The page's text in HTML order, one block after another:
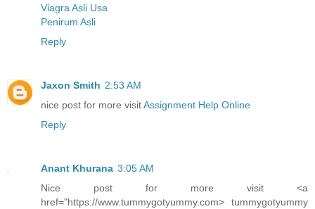
Viagra Asli Usa
Penirum Asli
Reply
Jaxon Smith 2:53 AM
nice post for more visitAssignment Help Online
Reply
Anant Khurana 3:05 AM
Nice post for more visit <a
href="https://www.tummygotyummy.com> tummygotyummy